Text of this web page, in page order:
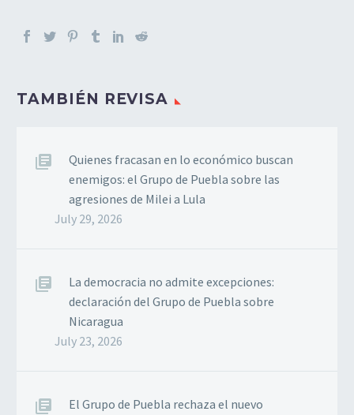
TAMBIÉN REVISA
Quienes fracasan en lo económico buscan
enemigos: el Grupo de Puebla sobre las
agresiones de Milei a Lula
July 29, 2026
La democracia no admite excepciones:
declaración del Grupo de Puebla sobre
Nicaragua
July 23, 2026
El Grupo de Puebla rechaza el nuevo